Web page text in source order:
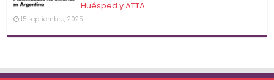
Huésped y ATTA
15 septiembre, 2025